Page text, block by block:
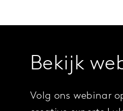
Bekijk
Volg ons webinar